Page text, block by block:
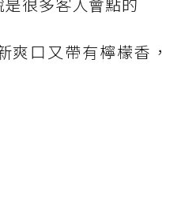
爽口又帶有檸檬香，